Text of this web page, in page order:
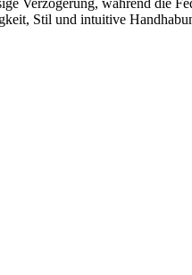
Verzögerung, während die
Stil und intuitive